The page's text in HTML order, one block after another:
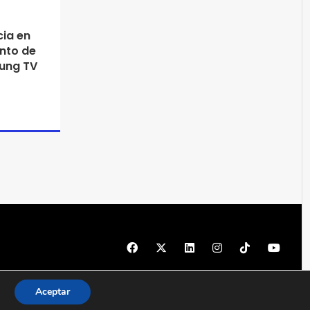
en
de
TV
© 1997 - 2026 PRODU - Todos los derechos reservados
Aceptar